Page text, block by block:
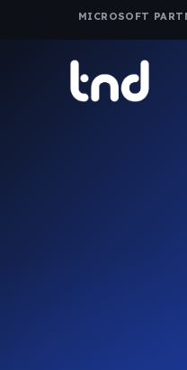
MICROSOFT